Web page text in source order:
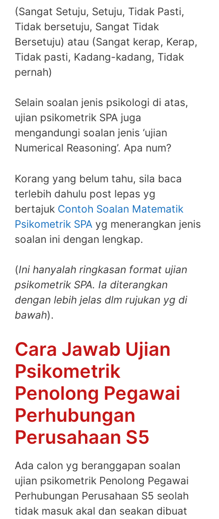
(Sangat Setuju, Setuju, Tidak Pasti,
Tidak bersetuju, Sangat Tidak
Bersetuju) atau (Sangat kerap, Kerap,
Tidak pasti, Kadang-kadang, Tidak
pernah)
Selain soalan jenis psikologi di atas,
ujian psikometrik SPA juga
mengandungi soalan jenis ‘ujian
Numerical Reasoning’. Apa num?
Korang yang belum tahu, sila baca
terlebih dahulu post lepas yg
bertajuk Contoh Soalan Matematik
Psikometrik SPA yg menerangkan jenis
soalan ini dengan lengkap.
(Ini hanyalah ringkasan format ujian
psikometrik SPA. Ia diterangkan
dengan lebih jelas dlm rujukan yg di
bawah).
Cara Jawab Ujian
Psikometrik
Penolong Pegawai
Perhubungan
Perusahaan S5
Ada calon yg beranggapan soalan
ujian psikometrik Penolong Pegawai
Perhubungan Perusahaan S5 seolah
tidak masuk akal dan seakan dibuat